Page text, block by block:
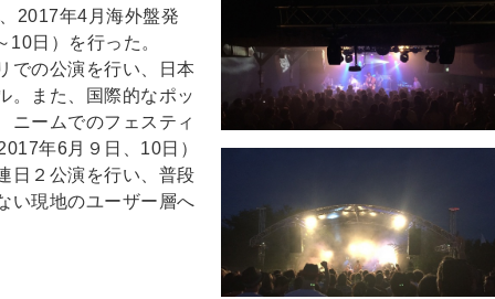
2017年4月海外盤発
日）を行った。
での公演を行い、日本
。また、国際的なポッ
ニームでのフェスティ
年6月９日、10日）
日２公演を行い、普段
い現地のユーザー層へ